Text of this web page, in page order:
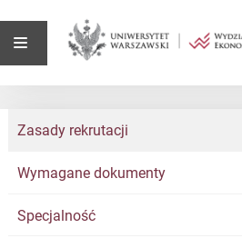
Zasady rekrutacji
Wymagane dokumenty
Specjalność